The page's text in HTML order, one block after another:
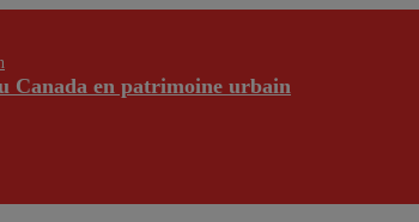
Canada en patrimoine urbain